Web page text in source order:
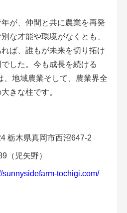
が、仲間と共に農業を再発
な才能や環境がなくとも、
ば、誰もが未来を切り拓け
した。今も成長を続ける
、地域農業そして、農業界全
きな柱です。
栃木県真岡市西沼647-2
（児矢野）
sunnysidefarm-tochigi.com/